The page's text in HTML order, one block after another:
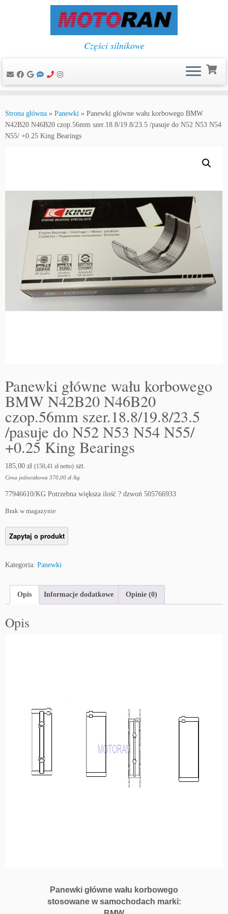
do
treści
Części silnikowe
Strona główna » Panewki » Panewki główne wału korbowego BMW
N42B20 N46B20 czop.56mm szer.18.8/19.8/23.5 /pasuje do N52 N53 N54
N55/ +0.25 King Bearings
Panewki główne wału korbowego
BMW N42B20 N46B20
czop.56mm szer.18.8/19.8/23.5
/pasuje do N52 N53 N54 N55/
+0.25 King Bearings
185,00 zł (150,41 zł netto) szt.
Cena jednostkowa 370,00 zł /kg
77946610/KG Potrzebna większa ilość ? dzwoń 505766933
Brak w magazynie
Kategoria: Panewki
Opis Informacje dodatkowe Opinie (0)
Opis
Panewki główne wału korbowego
stosowane w samochodach marki: